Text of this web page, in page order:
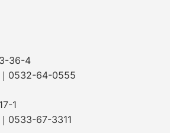
36-4
0532-64-0555
1
0533-67-3311